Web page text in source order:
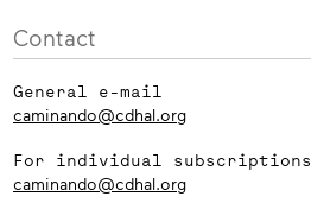
Contact
General e-mail
caminando@cdhal.org
For individual subscriptions
caminando@cdhal.org